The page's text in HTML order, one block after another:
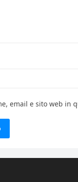
email e sito web in